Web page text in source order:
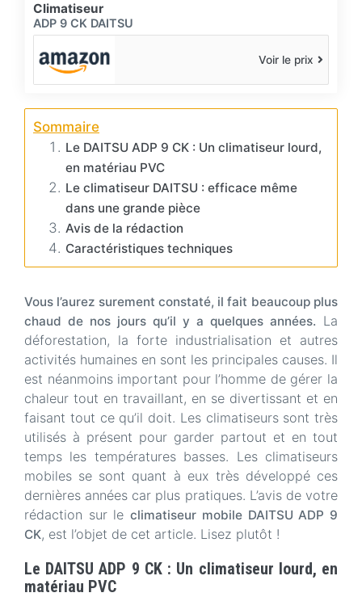
Climatiseur
ADP 9 CK DAITSU
Voir le prix
Sommaire
Le DAITSU ADP 9 CK : Un climatiseur lourd,
en matériau PVC
Le climatiseur DAITSU : efficace même
dans une grande pièce
Avis de la rédaction
Caractéristiques techniques
Vous l’aurez surement constaté, il fait beaucoup plus
chaud de nos jours qu’il y a quelques années. La
déforestation, la forte industrialisation et autres
activités humaines en sont les principales causes. Il
est néanmoins important pour l’homme de gérer la
chaleur tout en travaillant, en se divertissant et en
faisant tout ce qu’il doit. Les climatiseurs sont très
utilisés à présent pour garder partout et en tout
temps les températures basses. Les climatiseurs
mobiles se sont quant à eux très développé ces
dernières années car plus pratiques. L’avis de votre
rédaction sur leclimatiseur mobile DAITSU ADP 9
CK, est l’objet de cet article. Lisez plutôt !
Le DAITSU ADP 9 CK : Un climatiseur lourd, en
matériau PVC